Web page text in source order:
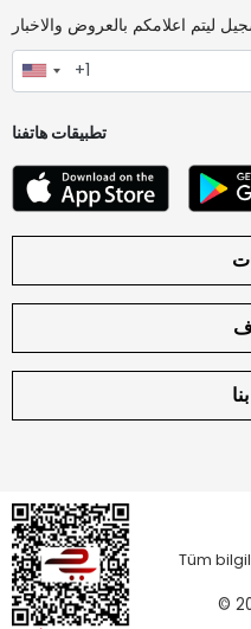
ليتم اعلامكم بالعروض والاخبار
تطبيقات هاتفنا
Tüm
©